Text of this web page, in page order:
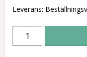
Leverans: